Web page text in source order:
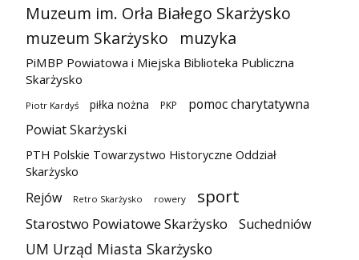
Muzeum im. Orła Białego Skarżysko
muzeum Skarżysko
muzyka
PiMBP Powiatowa i Miejska Biblioteka Publiczna
Skarżysko
Piotr Kardyś piłka nożna PKP
pomoc charytatywna
Powiat Skarżyski
PTH Polskie Towarzystwo Historyczne Oddział
Skarżysko
Rejów Retro Skarżysko rowery sport
Starostwo Powiatowe Skarżysko Suchedniów
UM Urząd Miasta Skarżysko